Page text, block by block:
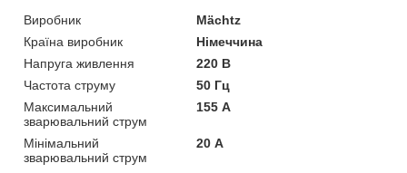
Виробник
Mächtz
Країна виробник
Німеччина
Напруга живлення
220 В
Частота струму
50 Гц
Максимальний
зварювальний струм
155 А
Мінімальний
зварювальний струм
20 А